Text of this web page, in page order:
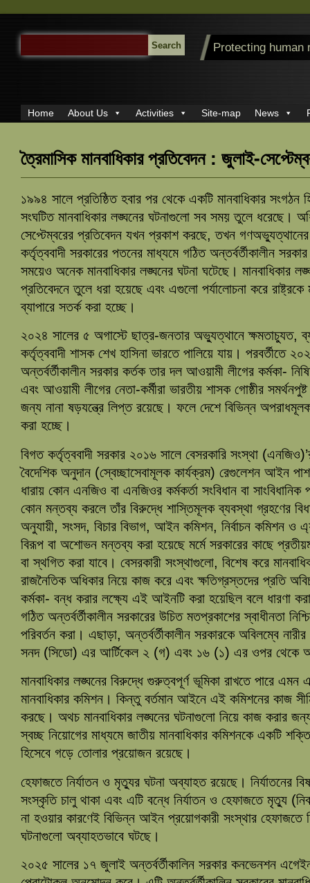
SEARCH
FOR:
Protecting human
Home About Us Activities Site-map News
ত্রৈমাসিক মানবাধিকার প্রতিবেদন : জুলাই-
১৯৯৪ সালে প্রতিষ্ঠিত হবার পর থেকে একটি মানবাধিকার সংগঠন
সংঘটিত মানবাধিকার লঙ্ঘনের ঘটনাগুলো সব সময় তুলে ধরেছে।
সেপ্টেম্বরের প্রতিবেদন যখন প্রকাশ করছে, তখন
কর্তৃত্ববাদী সরকারের পতনের মাধ্যমে গঠিত অন্তর্বর্তীকালীন
সময়েও অনেক মানবাধিকার লঙ্ঘনের ঘটনা ঘটেছে। মানবাধিকার
প্রতিবেদনে তুলে ধরা হয়েছে এবং এগুলো পর্যালোচনা করে রাষ্ট্রকে
ব্যাপারে সতর্ক করা হচ্ছে।
২০২৪ সালের ৫ অগাস্টে ছাত্র-জনতার অভ্যুত্থানে ক্ষমতাচ্যুত,
কর্তৃত্ববাদী শাসক শেখ হাসিনা ভারতে পালিয়ে যায়। পরবর্তীতে
অন্তর্বর্তীকালীন সরকার কর্তক তার দল আওয়ামী লীগের কর্মকা-
এবং আওয়ামী লীগের নেতা-কর্মীরা ভারতীয় শাসক গোষ্ঠীর
জন্য নানা ষড়যন্ত্রে লিপ্ত রয়েছে। ফলে দেশে বিভিন্ন অপরাধমূলক
করা হচ্ছে।
বিগত কর্তৃত্ববাদী সরকার ২০১৬ সালে বেসরকারি সংস্থা
বৈদেশিক অনুদান (স্বেচ্ছাসেবামূলক কার্যক্রম) রেগুলেশন
ধারায় কোন এনজিও বা এনজিওর কর্মকর্তা সংবিধান বা
কোন মন্তব্য করলে তাঁর বিরুদ্ধে শাস্তিমূলক ব্যবস্থা গ্রহণের
অনুযায়ী, সংসদ, বিচার বিভাগ, আইন কমিশন, নির্বাচন কমিশন ও
বিরূপ বা অশোভন মন্তব্য করা হয়েছে মর্মে সরকারের কাছে
বা স্থগিত করা যাবে। বেসরকারী সংস্থাগুলো, বিশেষ করে
রাজনৈতিক অধিকার নিয়ে কাজ করে এবং ক্ষতিগ্রস্তদের প্রতি
কর্মকা- বন্ধ করার লক্ষ্যে এই আইনটি করা হয়েছিল বলে ধারণা
গঠিত অন্তর্বর্তীকালীন সরকারের উচিত মতপ্রকাশের স্বাধীনতা
পরিবর্তন করা। এছাড়া, অন্তর্বর্তীকালীন সরকারকে অবিলম্বে
সনদ (সিডো) এর আর্টিকেল ২ (গ) এবং ১৬ (১) এর ওপর থেকে
মানবাধিকার লঙ্ঘনের বিরুদ্ধে গুরুত্বপূর্ণ ভূমিকা রাখতে পারে এমন
মানবাধিকার কমিশন। কিন্তু বর্তমান আইনে এই কমিশনের কাজ
করছে। অথচ মানবাধিকার লঙ্ঘনের ঘটনাগুলো নিয়ে কাজ করার
স্বচ্ছ নিয়োগের মাধ্যমে জাতীয় মানবাধিকার কমিশনকে একটি
হিসেবে গড়ে তোলার প্রয়োজন রয়েছে।
হেফাজতে নির্যাতন ও মৃত্যুর ঘটনা অব্যাহত রয়েছে। নির্যাতনের
সংস্কৃতি চালু থাকা এবং এটি বন্ধে নির্যাতন ও হেফাজতে মৃত্যু
না হওয়ার কারণেই বিভিন্ন আইন প্রয়োগকারী সংস্থার হেফাজতে
ঘটনাগুলো অব্যাহতভাবে ঘটছে।
২০২৫ সালের ১৭ জুলাই অন্তর্বর্তীকালিন সরকার কনভেনশন